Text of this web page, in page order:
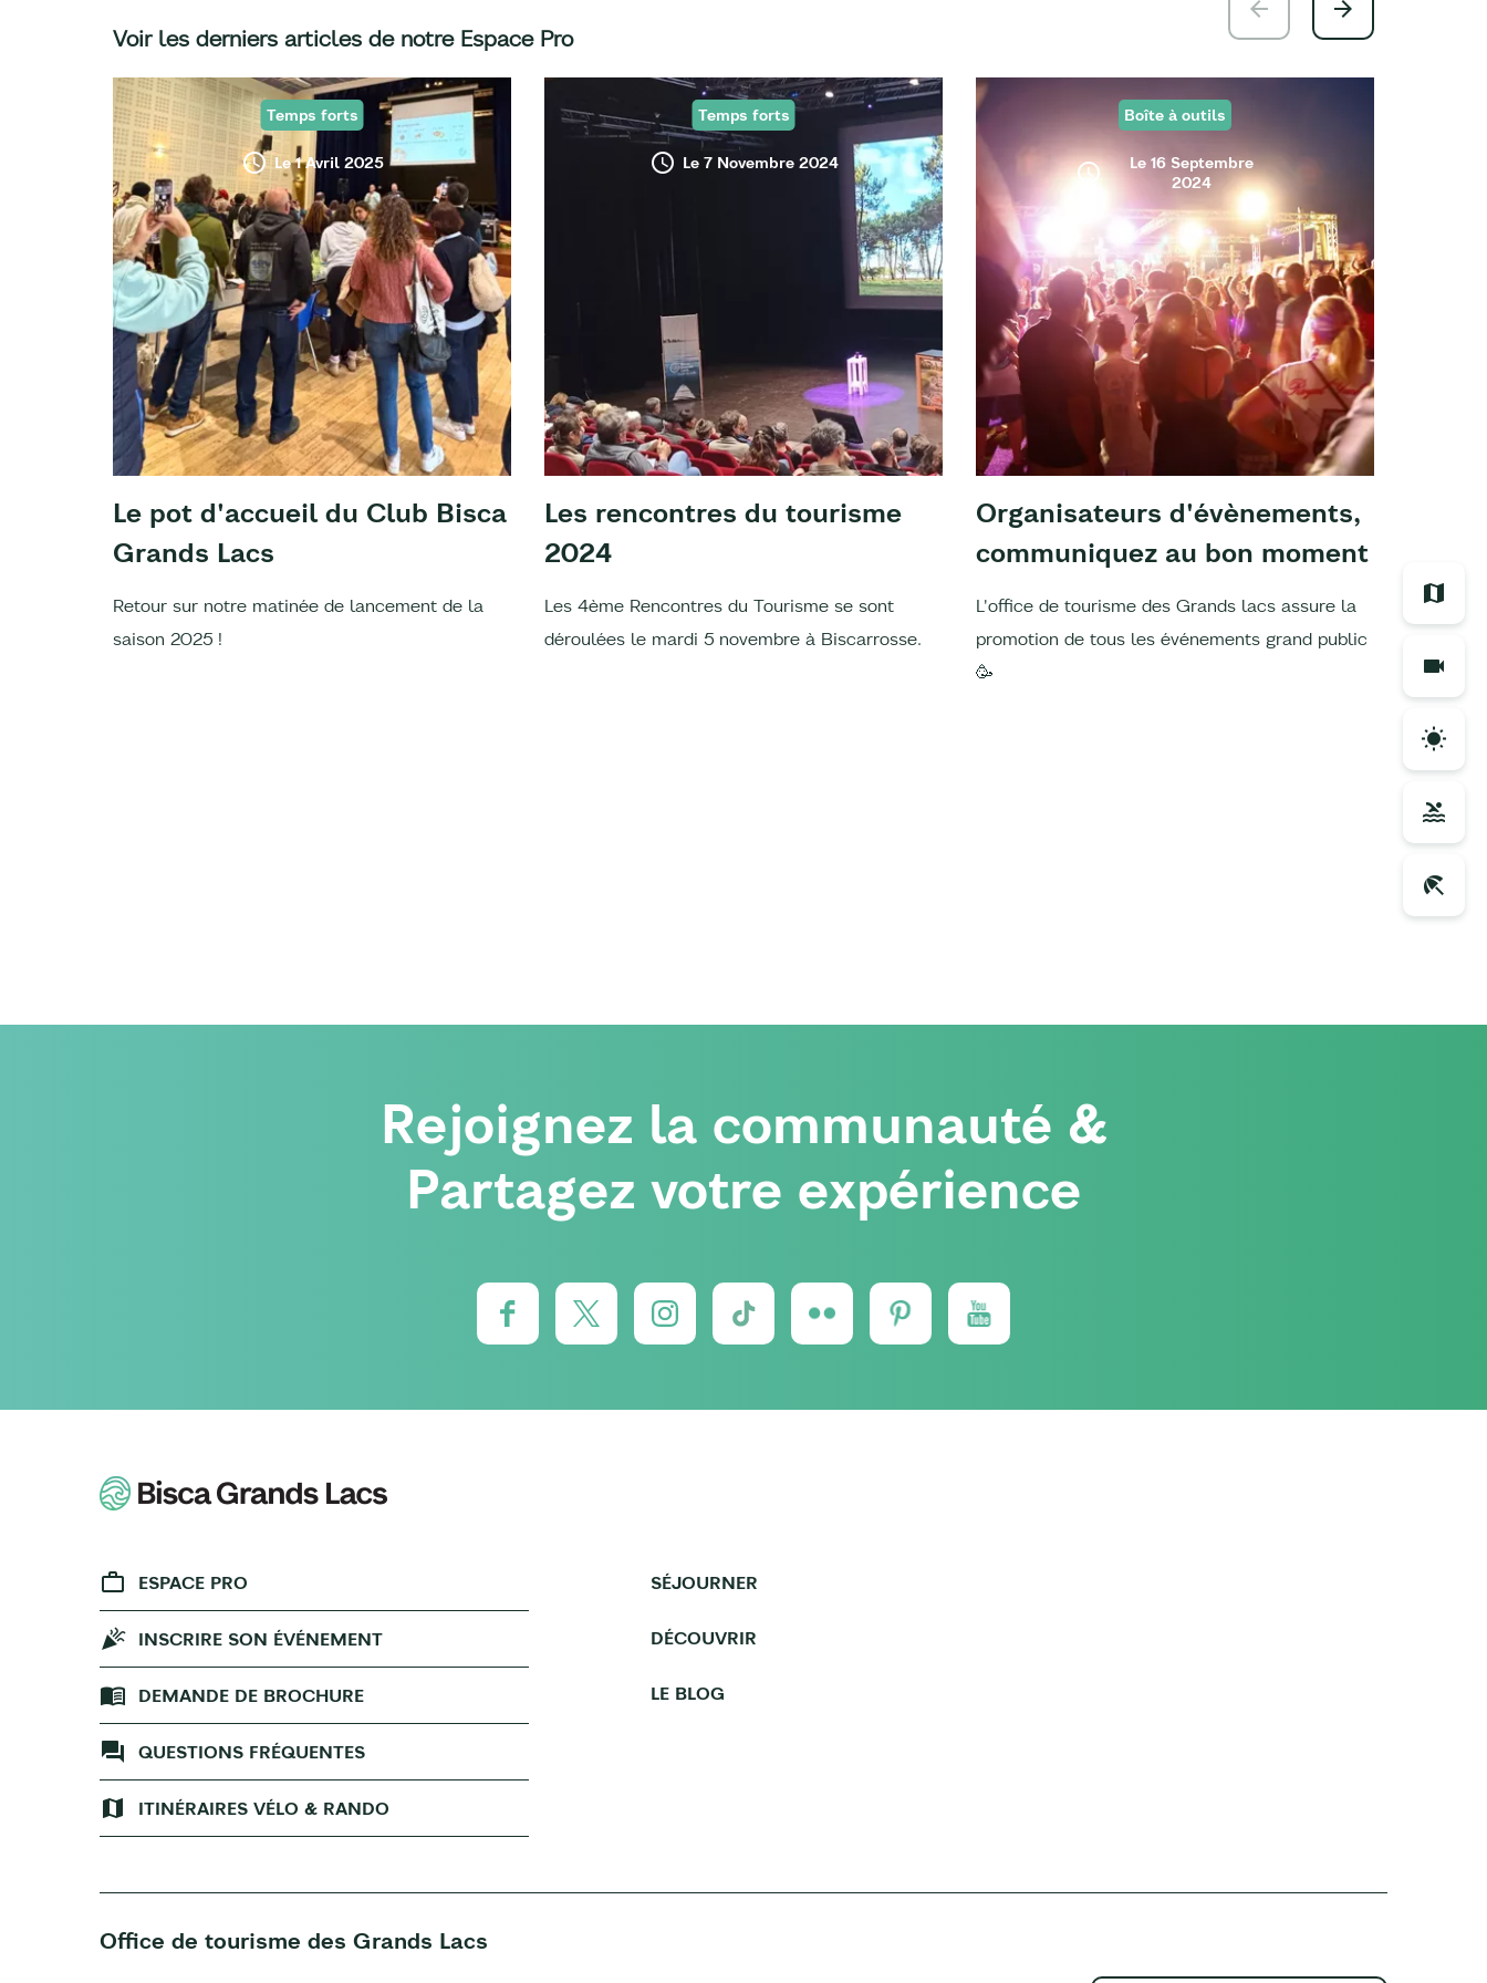
Voir les derniers articles de notre Espace Pro
Temps forts
Le 1 Avril 2025
Le pot d'accueil du Club Bisca
Grands Lacs
Retour sur notre matinée de lancement de la
saison 2025 !
Temps forts
Le 7 Novembre 2024
Les rencontres du tourisme
2024
Les 4ème Rencontres du Tourisme se sont
déroulées le mardi 5 novembre à Biscarrosse.
Boîte à outils
Le 16 Septembre
2024
Organisateurs d'évènements,
communiquez au bon moment
L'office de tourisme des Grands lacs assure la
promotion de tous les événements grand public
🥳
L'office
Rejoignez la communauté &
Partagez votre expérience
ESPACE PRO
INSCRIRE SON ÉVÉNEMENT
DEMANDE DE BROCHURE
QUESTIONS FRÉQUENTES
ITINÉRAIRES VÉLO & RANDO
SÉJOURNER
DÉCOUVRIR
LE BLOG
Office de tourisme des Grands Lacs